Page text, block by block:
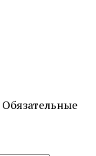
Обязательные